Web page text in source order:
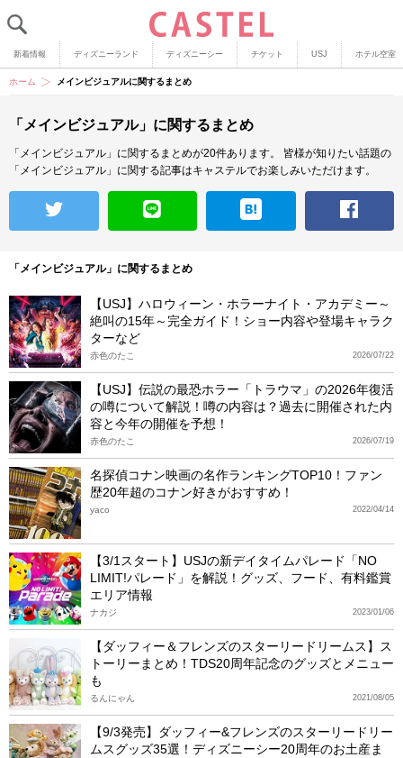
新着情報 ディズニーランド ディズニーシー チケット USJ ホテル空室
ホーム メインビジュアルに関するまとめ
「メインビジュアル」に関するまとめ
「メインビジュアル」に関するまとめが20件あります。
皆様が知りたい話題の
「メインビジュアル」に関する記事はキャステルでお楽しみいただけます。
「メインビジュアル」に関するまとめ
【USJ】ハロウィーン・ホラーナイト・アカデミー～
絶叫の15年～完全ガイド！ショー内容や登場キャラク
ターなど
2026/07/22
赤色のたこ
【USJ】伝説の最恐ホラー「トラウマ」の2026年復活
の噂について解説！噂の内容は？過去に開催された内
容と今年の開催を予想！
2026/07/19
赤色のたこ
名探偵コナン映画の名作ランキングTOP10！ファン
歴20年超のコナン好きがおすすめ！
2022/04/14
yaco
【3/1スタート】USJの新デイタイムパレード「NO
LIMIT!パレード」を解説！グッズ、フード、有料鑑賞
エリア情報
2023/01/06
ナカジ
【ダッフィー＆フレンズのスターリードリームス】ス
トーリーまとめ！TDS20周年記念のグッズとメニュー
も
2021/08/05
るんにゃん
【9/3発売】ダッフィー&フレンズのスターリードリー
ムスグッズ35選！ディズニーシー20周年のお土産ま